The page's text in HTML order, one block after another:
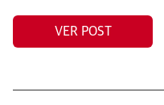
VER POST